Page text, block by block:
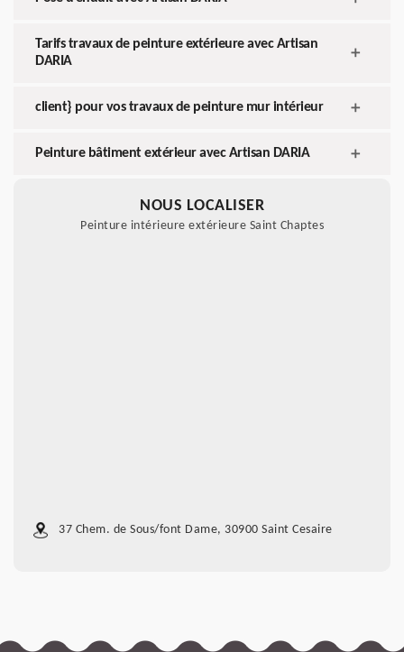
Tarifs travaux de peinture extérieure avec Artisan
DARIA
client} pour vos travaux de peinture mur intérieur
Peinture bâtiment extérieur avec Artisan DARIA
NOUS LOCALISER
Peinture intérieure extérieure Saint Chaptes
37 Chem. de Sous/font Dame, 30900 Saint Cesaire